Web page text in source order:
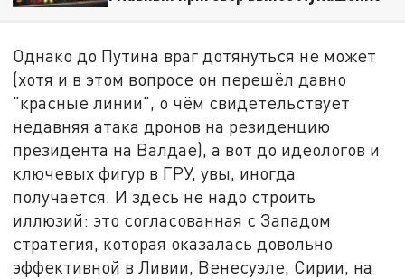
Однако до Путина враг дотянуться не может
(хотя и в этом вопросе он перешёл давно
"красные линии", о чём свидетельствует
недавняя атака дронов на резиденцию
президента на Валдае), а вот до идеологов и
ключевых фигур в ГРУ, увы, иногда
получается. И здесь не надо строить
иллюзий: это согласованная с Западом
стратегия, которая оказалась довольно
эффективной в Ливии, Венесуэле, Сирии, на